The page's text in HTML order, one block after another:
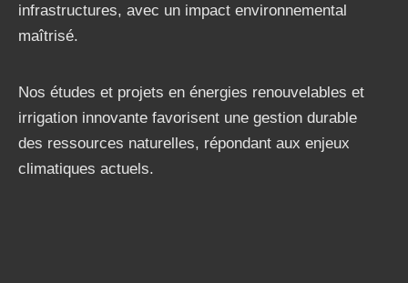
infrastructures, avec un impact environnemental
maîtrisé.
Nos études et projets en énergies renouvelables et
irrigation innovante favorisent une gestion durable
des ressources naturelles, répondant aux enjeux
climatiques actuels.